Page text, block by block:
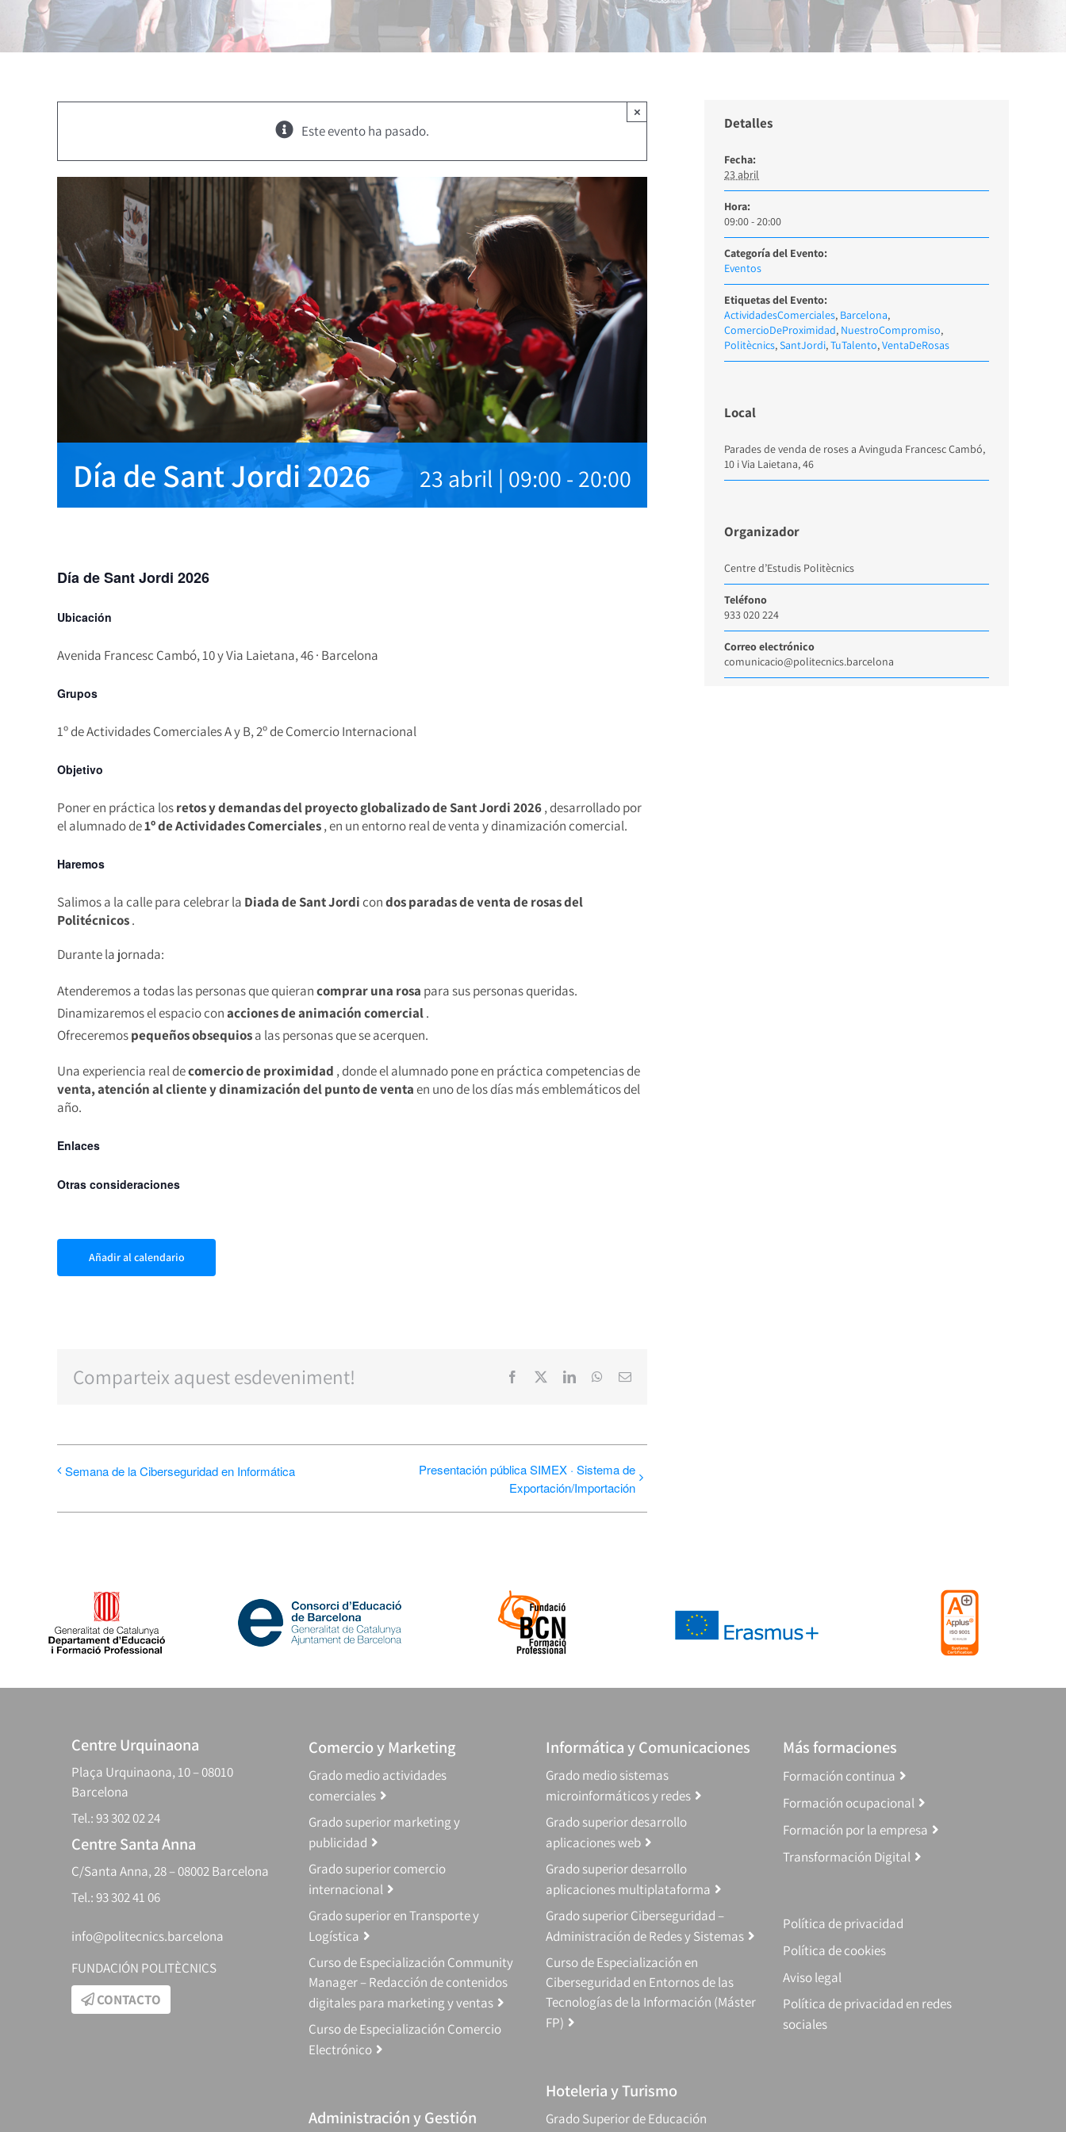
Este evento ha pasado.
×
Día de Sant Jordi 2026 23 abril | 09:00 - 20:00
Día de Sant Jordi 2026
Ubicación
Avenida Francesc Cambó, 10 y Via Laietana, 46 · Barcelona
Grupos
1º de Actividades Comerciales A y B, 2º de Comercio Internacional
Objetivo
Poner en práctica losretos y demandas del proyecto globalizado de Sant Jordi 2026, desarrollado por
el alumnado de1º de Actividades Comerciales, en un entorno real de venta y dinamización comercial.
Haremos
Salimos a la calle para celebrar la Diada de Sant Jordicondos paradas de venta de rosas del
Politécnicos.
Durante la jornada:
Atenderemos a todas las personas que quierancomprar una rosa para sus personas queridas.
Dinamizaremos el espacio conacciones de animación comercial.
Ofreceremospequeños obsequiosa las personas que se acerquen.
Una experiencia real decomercio de proximidad , donde el alumnado pone en práctica competencias de
venta, atención al cliente y dinamización del punto de ventaen uno de los días más emblemáticos del
año.
Enlaces
Otras consideraciones
Añadir al calendario
Comparteix aquest esdeveniment! Facebook LinkedInWhatsApp
Correo
Semana de la Ciberseguridad en Informática
Presentación pública SIMEX · Sistema de
Exportación/Importación
Detalles
Fecha:
23 abril
Hora:
09:00 - 20:00
Categoría del Evento:
Eventos
Etiquetas del Evento:
ActividadesComerciales, Barcelona,
ComercioDeProximidad, NuestroCompromiso,
Politècnics,SantJordi,TuTalento,VentaDeRosas
Local
Parades de venda de roses a Avinguda Francesc Cambó,
10 i Via Laietana, 46
Organizador
Centre d’Estudis Politècnics
Teléfono
933 020 224
Correo electrónico
comunicacio@politecnics.barcelona
Centre Urquinaona
Plaça Urquinaona, 10 – 08010
Barcelona
Tel.: 93 302 02 24
Centre Santa Anna
C/Santa Anna, 28 – 08002 Barcelona
Tel.: 93 302 41 06
info@politecnics.barcelona
FUNDACIÓN POLITÈCNICS
CONTACTO
Comercio y Marketing
Grado medio actividades
comerciales
Grado superior marketing y
publicidad
Grado superior comercio
internacional
Grado superior en Transporte y
Logística
Curso de Especialización Community
Manager – Redacción de contenidos
digitales para marketing y ventas
Curso de Especialización Comercio
Electrónico
Administración y Gestión
Informática y Comunicaciones
Grado medio sistemas
microinformáticos y redes
Grado superior desarrollo
aplicaciones web
Grado superior desarrollo
aplicaciones multiplataforma
Grado superior Ciberseguridad –
Administración de Redes y Sistemas
Curso de Especialización en
Ciberseguridad en Entornos de las
Tecnologías de la Información (Máster
FP)
Hoteleria y Turismo
Grado Superior de Educación
Más formaciones
Formación continua
Formación ocupacional
Formación por la empresa
Transformación Digital
Política de privacidad
Política de cookies
Aviso legal
Política de privacidad en redes
sociales